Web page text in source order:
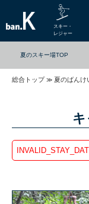
スキー・
レジャー
夏のスキー場TOP
BBQ
キャンプ場
ジップライン
総合トップ ≫ 夏のばんけ